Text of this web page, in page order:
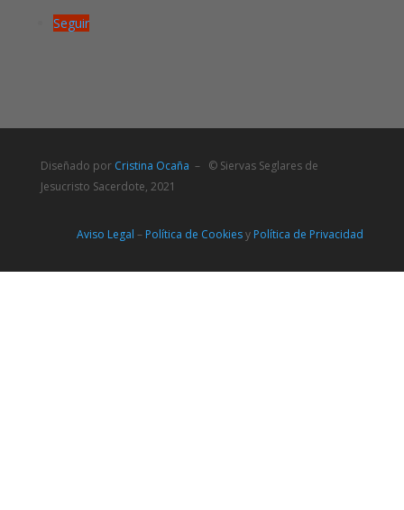
Seguir
Diseñado por Cristina Ocaña – © Siervas Seglares de
Jesucristo Sacerdote, 2021
Aviso Legal – Política de Cookiesy Política de Privacidad